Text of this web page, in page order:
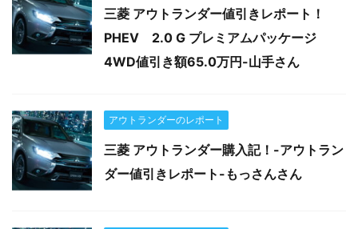
三菱 アウトランダー値引きレポート！
PHEV 2.0 G プレミアムパッケージ
4WD値引き額65.0万円-山手さん
アウトランダーのレポート
三菱 アウトランダー購入記！-アウトラン
ダー値引きレポート-もっさんさん